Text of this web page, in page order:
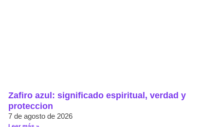
Zafiro azul: significado espiritual, verdad y
proteccion
7 de agosto de 2026